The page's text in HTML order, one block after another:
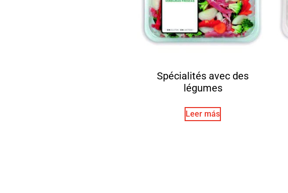
Spécialités avec des
légumes
Leer más